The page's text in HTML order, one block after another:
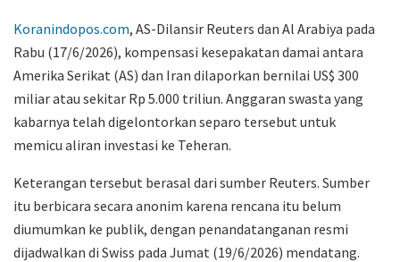
Koranindopos.com, AS-Dilansir Reuters dan Al Arabiya pada
Rabu (17/6/2026), kompensasi kesepakatan damai antara
Amerika Serikat (AS) dan Iran dilaporkan bernilai US$ 300
miliar atau sekitar Rp 5.000 triliun. Anggaran swasta yang
kabarnya telah digelontorkan separo tersebut untuk
memicu aliran investasi ke Teheran.
Keterangan tersebut berasal dari sumber Reuters. Sumber
itu berbicara secara anonim karena rencana itu belum
diumumkan ke publik, dengan penandatanganan resmi
dijadwalkan di Swiss pada Jumat (19/6/2026) mendatang.